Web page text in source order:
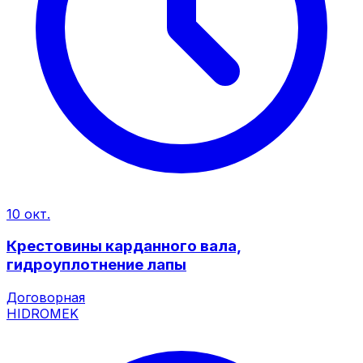
10 окт.
Крестовины карданного вала,
гидроуплотнение лапы
Договорная
HIDROMEK